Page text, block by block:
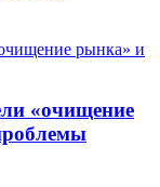
«очищение